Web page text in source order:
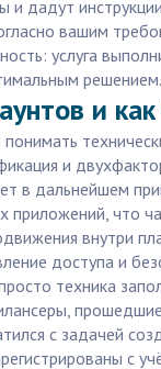
дадут
вашим
услуга
решением.
и
и
в дальнейшем
что
внутри
доступа и
техника
с задачей